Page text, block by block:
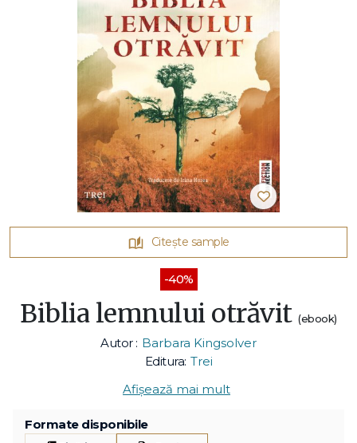
Citește sample
-40%
Biblia lemnului otrăvit(ebook)
Autor : Barbara Kingsolver
Editura: Trei
Afișează mai mult
Formate disponibile